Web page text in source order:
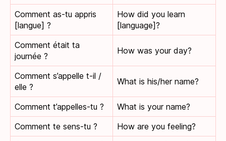
Comment as-tu appris
[langue] ?
How did you learn
[language]?
Comment était ta
journée ?
How was your day?
Comment s’appelle t-il /
elle ?
What is his/her name?
Comment t’appelles-tu ?
What is your name?
Comment te sens-tu ?
How are you feeling?